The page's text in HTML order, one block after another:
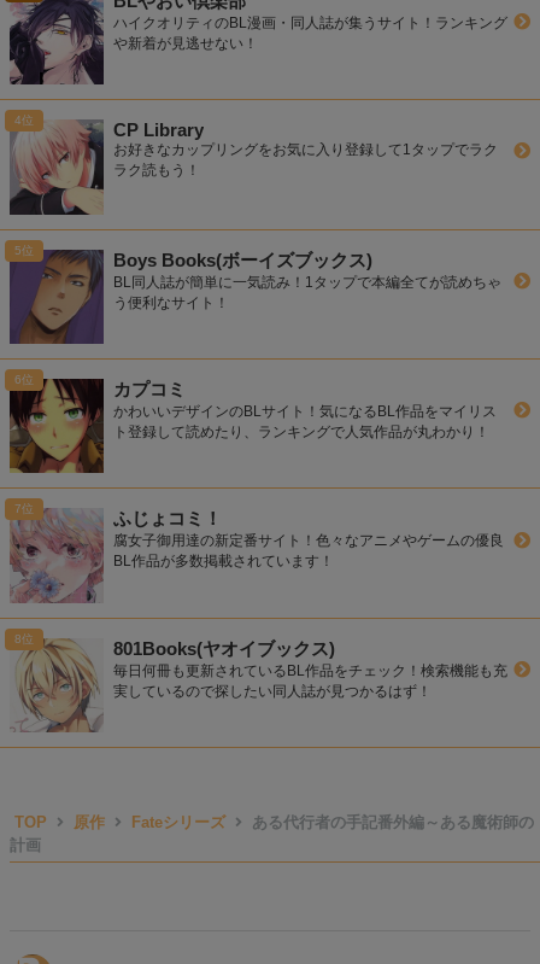
ハイクオリティのBL漫画・同人誌が集うサイト！ランキング
や新着が見逃せない！
CP Library
お好きなカップリングをお気に入り登録して1タップでラク
ラク読もう！
Boys Books(ボーイズブックス)
BL同人誌が簡単に一気読み！1タップで本編全てが読めちゃ
う便利なサイト！
カプコミ
かわいいデザインのBLサイト！気になるBL作品をマイリス
ト登録して読めたり、ランキングで人気作品が丸わかり！
ふじょコミ！
腐女子御用達の新定番サイト！色々なアニメやゲームの優良
BL作品が多数掲載されています！
801Books(ヤオイブックス)
毎日何冊も更新されているBL作品をチェック！検索機能も充
実しているので探したい同人誌が見つかるはず！
TOP 原作 Fateシリーズ
ある代行者の手記番外編～ある魔術師の
計画